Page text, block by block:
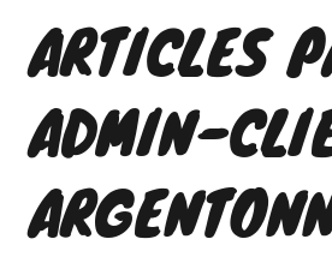
ARTICLES
ADMIN-